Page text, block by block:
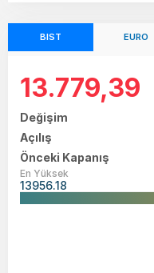
BIST EURO
13.779,39
Değişim
Açılış
Önceki Kapanış
En Yüksek
13956.18